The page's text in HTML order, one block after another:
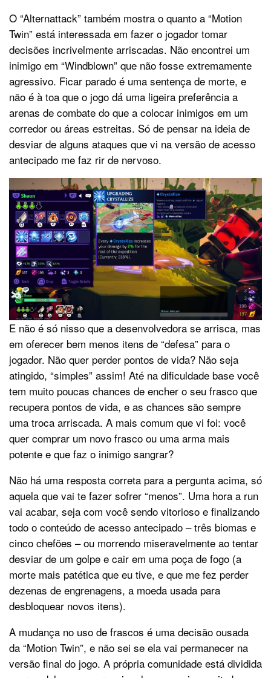
O “Alternattack” também mostra o quanto a “Motion
Twin” está interessada em fazer o jogador tomar
decisões incrivelmente arriscadas. Não encontrei um
inimigo em “Windblown” que não fosse extremamente
agressivo. Ficar parado é uma sentença de morte, e
não é à toa que o jogo dá uma ligeira preferência a
arenas de combate do que a colocar inimigos em um
corredor ou áreas estreitas. Só de pensar na ideia de
desviar de alguns ataques que vi na versão de acesso
antecipado me faz rir de nervoso.
E não é só nisso que a desenvolvedora se arrisca, mas
em oferecer bem menos itens de “defesa” para o
jogador. Não quer perder pontos de vida? Não seja
atingido, “simples” assim! Até na dificuldade base você
tem muito poucas chances de encher o seu frasco que
recupera pontos de vida, e as chances são sempre
uma troca arriscada. A mais comum que vi foi: você
quer comprar um novo frasco ou uma arma mais
potente e que faz o inimigo sangrar?
Não há uma resposta correta para a pergunta acima, só
aquela que vai te fazer sofrer “menos”. Uma hora a run
vai acabar, seja com você sendo vitorioso e finalizando
todo o conteúdo de acesso antecipado – três biomas e
cinco chefões – ou morrendo miseravelmente ao tentar
desviar de um golpe e cair em uma poça de fogo (a
morte mais patética que eu tive, e que me fez perder
dezenas de engrenagens, a moeda usada para
desbloquear novos itens).
A mudança no uso de frascos é uma decisão ousada
da “Motion Twin”, e não sei se ela vai permanecer na
versão final do jogo. A própria comunidade está dividida